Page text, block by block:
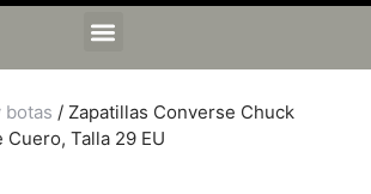
botas / Zapatillas Converse Chuck
Talla 29 EU